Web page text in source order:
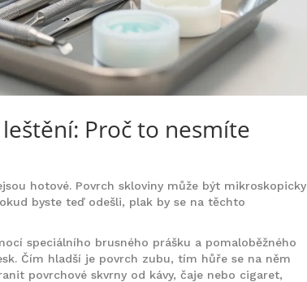
Proč to nesmíte
hotové. Povrch skloviny může být mikroskopicky
byste teď odešli, plak by se na těchto
speciálního brusného prášku a pomaloběžného
Čím hladší je povrch zubu, tím hůře se na něm
povrchové skvrny od kávy, čaje nebo cigaret,